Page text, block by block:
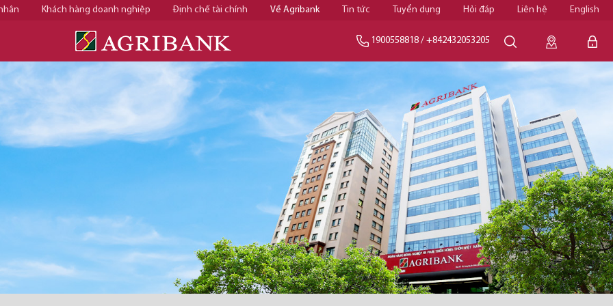
Khách hàng doanh nghiệp Định chế tài chính Về Agribank Tin tức Tuyển dụng Hỏi đáp Liên hệ English
1900558818 / +842432053205